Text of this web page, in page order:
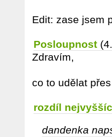
Edit: zase jsem
Posloupnost
Zdravím,
co to udělat
rozdíl
dandenka